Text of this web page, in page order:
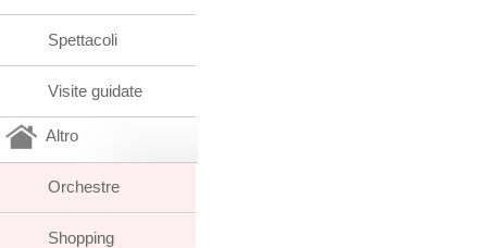
Spettacoli
Visite guidate
Altro
Orchestre
Shopping